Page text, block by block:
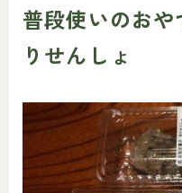
普段使いのお
りせんしょ